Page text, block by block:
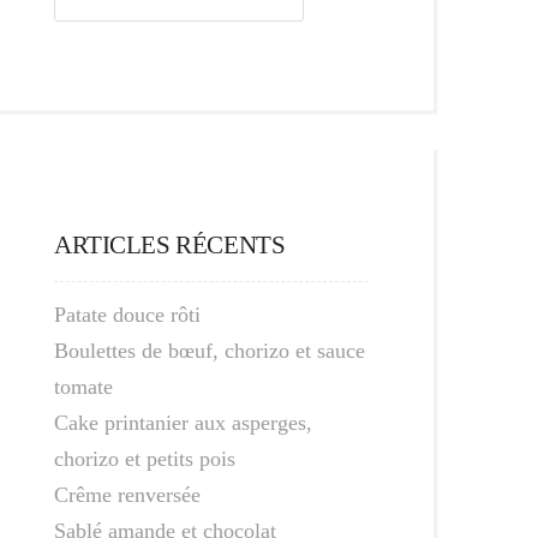
ARTICLES RÉCENTS
Patate douce rôti
Boulettes de bœuf, chorizo et sauce
tomate
Cake printanier aux asperges,
chorizo et petits pois
Crême renversée
Sablé amande et chocolat